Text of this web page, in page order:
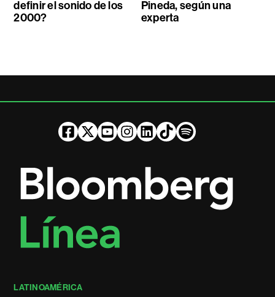
definir el sonido de los
2000?
Pineda, según una
experta
LATINOAMÉRICA